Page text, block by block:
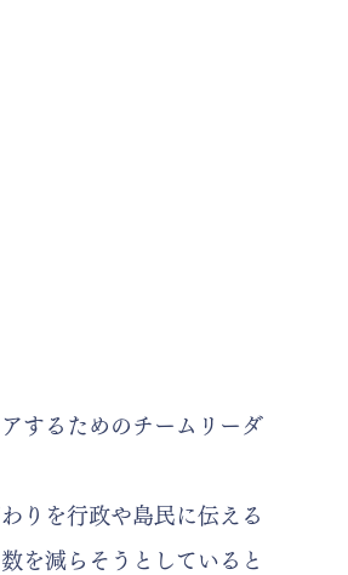
するためのチームリーダ
りを行政や島民に伝える
を減らそうとしていると